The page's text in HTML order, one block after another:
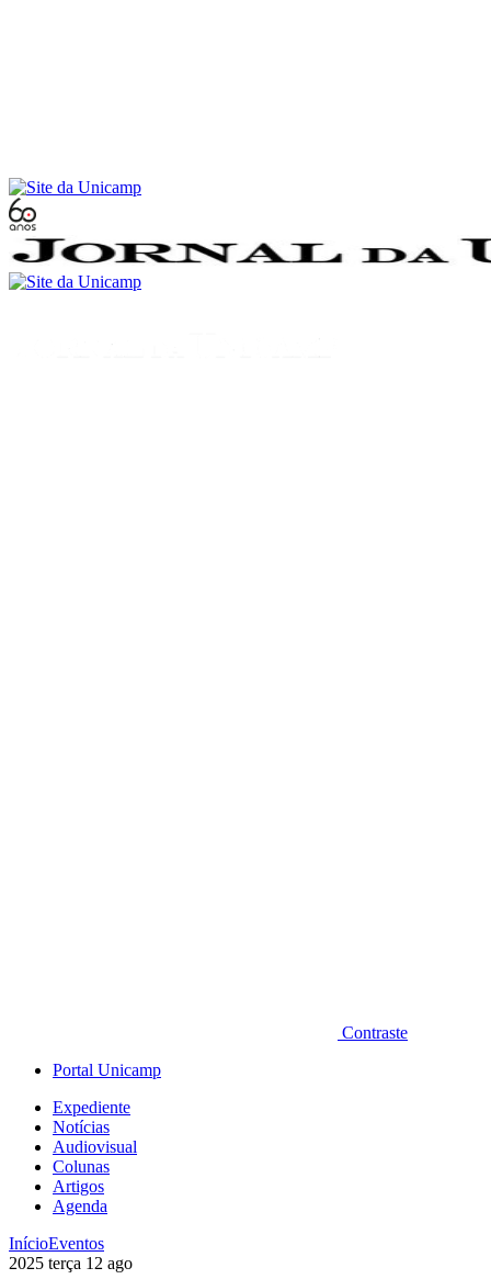
Contraste
Portal Unicamp
Expediente
Notícias
Audiovisual
Colunas
Artigos
Agenda
InícioEventos
2025 terça 12 ago